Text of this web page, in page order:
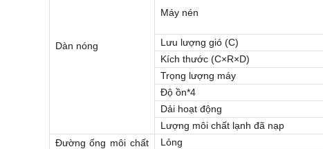
Dàn nóng
Máy nén
Lưu lượng gió (C)
Kích thước (C×R×D)
Trọng lượng máy
Độ ồn*4
Dải hoạt động
Lượng môi chất lạnh đã nạp
Đường ống môi chất
Lỏng